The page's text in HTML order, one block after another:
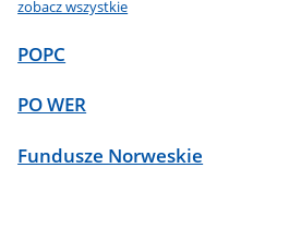
zobacz wszystkie
POPC
PO WER
Fundusze Norweskie